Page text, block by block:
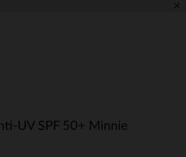
×
UV SPF 50+ Minnie